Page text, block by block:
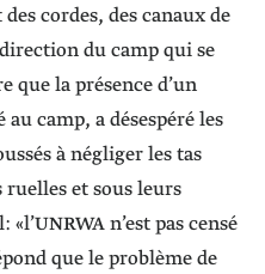
cordes, des canaux de
du camp qui se
que la présence d’un
camp, a désespéré les
à négliger les tas
ruelles et sous leurs
n’est pas censé
que le problème de